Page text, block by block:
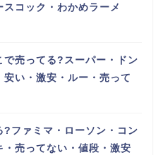
コック・わかめラーメ
で売ってる?スーパー・ドン
い・激安・ルー・売って
?ファミマ・ローソン・コン
・売ってない・値段・激安